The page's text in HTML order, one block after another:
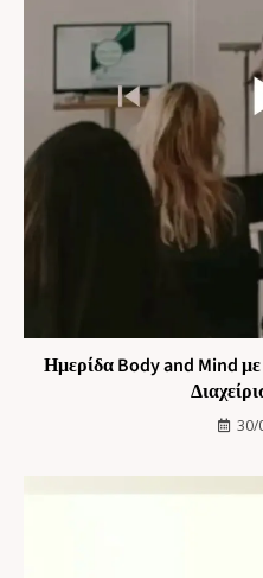
Ημερίδα Body and Mind
30/